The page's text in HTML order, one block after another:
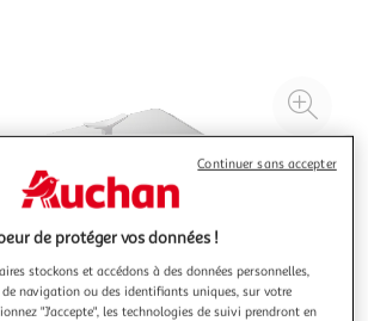
à
de protéger vos données !
stockons et accédons à des données personnelles,
de navigation ou des identifiants uniques, sur votre
"J'accepte", les technologies de suivi prendront en
Continuer sans accepter